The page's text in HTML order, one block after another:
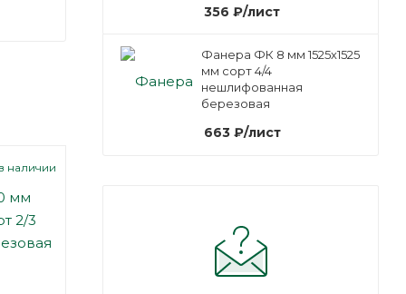
наличии
356 ₽/лист
Фанера ФК 8 мм 1525х1525
мм сорт 4/4
нешлифованная
березовая
663 ₽/лист